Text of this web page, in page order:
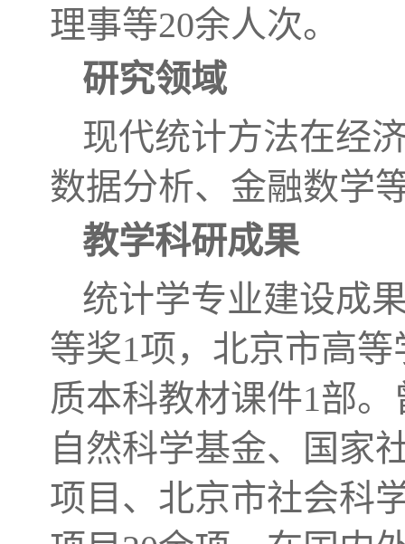
理事等20余人次。
研究领域
现代统计方法在经
数据分析、金融数学
教学科研成果
统计学专业建设成
等奖1项，北京市高
质本科教材课件1部
自然科学基金、国家
项目、北京市社会科